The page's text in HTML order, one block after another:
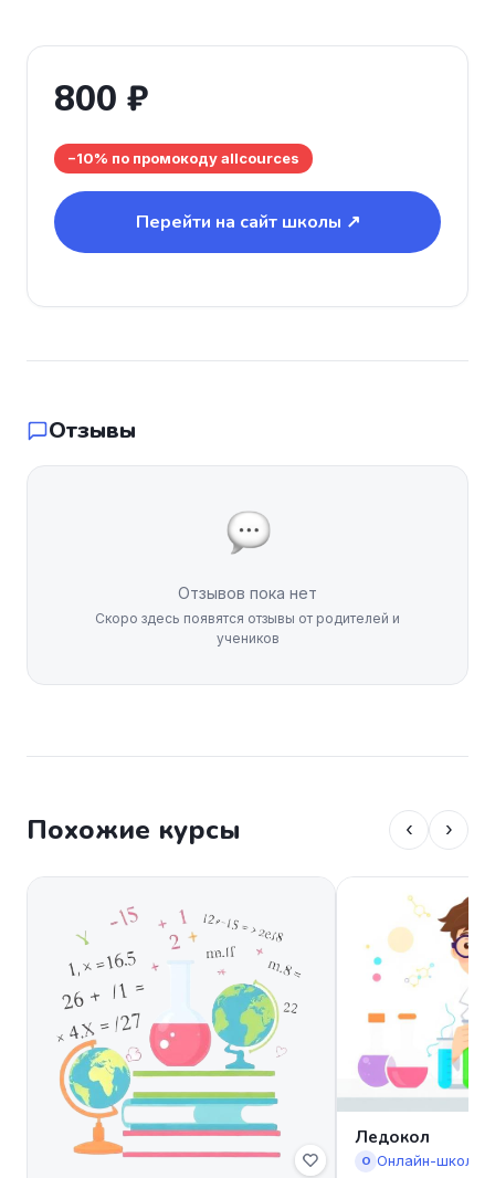
800 ₽
−10% по промокоду allcources
Перейти на сайт школы ↗
Отзывы
Отзывов пока нет
Скоро здесь появятся отзывы от родителей и
учеников
Похожие курсы ‹ ›
Ледокол
О Онлайн-школа